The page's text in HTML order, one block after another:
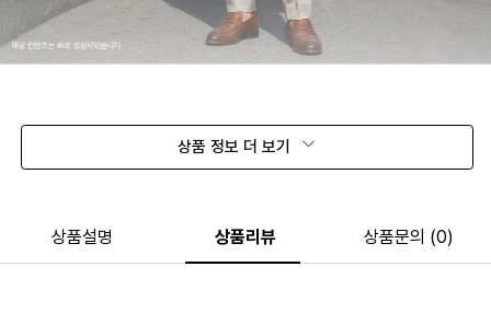
상품 정보 더 보기
상품설명 상품리뷰 상품문의 (0)